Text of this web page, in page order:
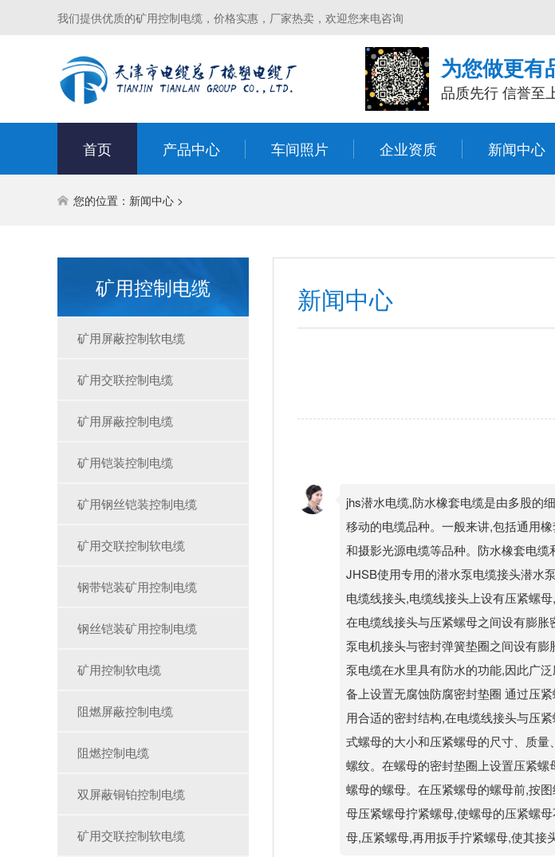
我们提供优质的矿用控制电缆，价格实惠，厂家热卖，欢迎您来电咨询
为您做更有
品质先行 信誉至
首页 产品中心 车间照片 企业资质 新闻中心
您的位置： 新闻中心 >
矿用控制电缆
矿用屏蔽控制软电缆
矿用交联控制电缆
矿用屏蔽控制电缆
矿用铠装控制电缆
矿用钢丝铠装控制电缆
矿用交联控制软电缆
钢带铠装矿用控制电缆
钢丝铠装矿用控制电缆
矿用控制软电缆
阻燃屏蔽控制电缆
阻燃控制电缆
双屏蔽铜铂控制电缆
矿用交联控制软电缆
新闻中心
jhs潜水电缆,防水橡套电缆是由多股的
移动的电缆品种。一般来讲,包括通用
和摄影光源电缆等品种。防水橡套电
JHSB使用专用的潜水泵电缆接头潜水
电缆线接头,电缆线接头上设有压紧螺
在电缆线接头与压紧螺母之间设有膨
泵电机接头与密封弹簧垫圈之间设有
泵电缆在水里具有防水的功能,因此广
备上设置无腐蚀防腐密封垫圈 通过压
用合适的密封结构,在电缆线接头与压
式螺母的大小和压紧螺母的尺寸、质
螺纹。在螺母的密封垫圈上设置压紧
螺母的螺母。在压紧螺母的螺母前,按
母压紧螺母拧紧螺母,使螺母的压紧螺
母,压紧螺母,再用扳手拧紧螺母,使其接